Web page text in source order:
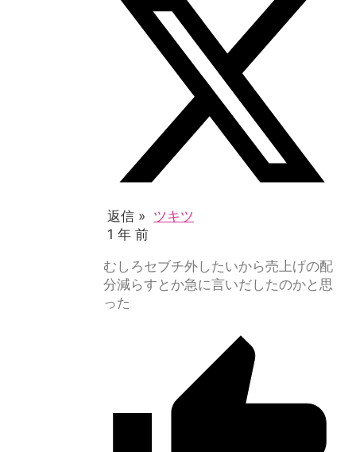
返信 » ツキツ
1 年 前
むしろセブチ外したいから売上げの配
分減らすとか急に言いだしたのかと思
った